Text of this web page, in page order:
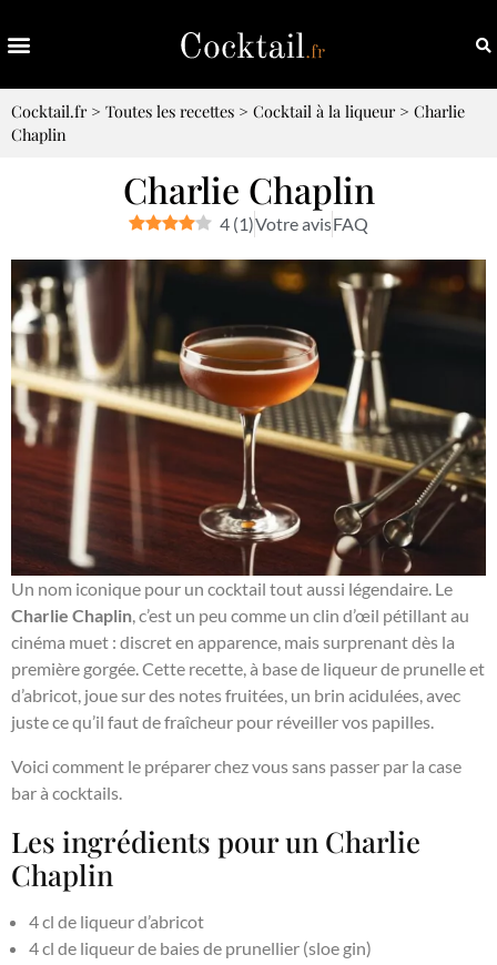
Cocktail.fr> Toutes les recettes > Cocktail à la liqueur> Charlie
Chaplin
Charlie Chaplin
4 (1)Votre avisFAQ
Un nom iconique pour un cocktail tout aussi légendaire. Le
Charlie Chaplin, c’est un peu comme un clin d’œil pétillant au
cinéma muet : discret en apparence, mais surprenant dès la
première gorgée. Cette recette, à base de liqueur de prunelle et
d’abricot, joue sur des notes fruitées, un brin acidulées, avec
juste ce qu’il faut de fraîcheur pour réveiller vos papilles.
Voici comment le préparer chez vous sans passer par la case
bar à cocktails.
Les ingrédients pour un Charlie
Chaplin
4 cl de liqueur d’abricot
4 cl de liqueur de baies de prunellier (sloe gin)